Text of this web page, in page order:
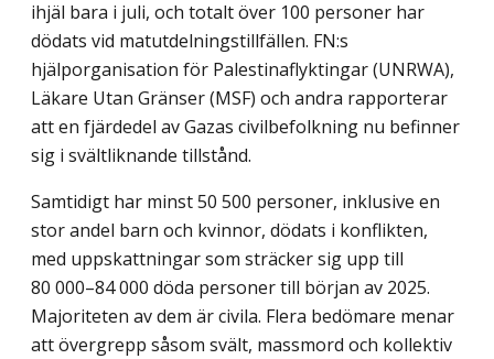
ihjäl bara i juli, och totalt över 100 personer har
dödats vid matutdelningstillfällen. FN:s
hjälporganisation för Palestinaflyktingar (UNRWA),
Läkare Utan Gränser (MSF) och andra rapporterar
att en fjärdedel av Gazas civilbefolkning nu befinner
sig i svältliknande tillstånd.
Samtidigt har minst 50 500 personer, inklusive en
stor andel barn och kvinnor, dödats i konflikten,
med uppskattningar som sträcker sig upp till
80 000–84 000 döda personer till början av 2025.
Majoriteten av dem är civila. Flera bedömare menar
att övergrepp såsom svält, massmord och kollektiv